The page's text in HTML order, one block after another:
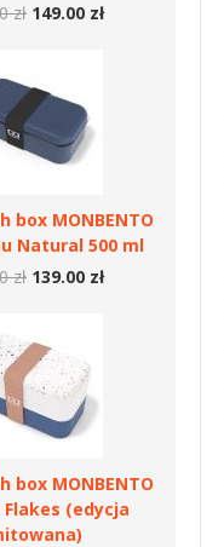
zł 149.00 zł
box MONBENTO
Natural 500 ml
zł 139.00 zł
box MONBENTO
(edycja